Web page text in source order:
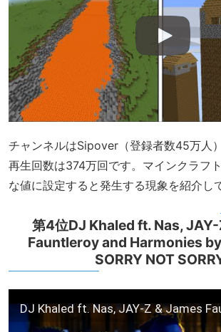
チャンネルはSipover（登録者数45万人
再生回数は374万回です。マインクラフ
な値に設定すると発生する現象を紹介し
第4位DJ Khaled ft. Nas,
Fauntleroy and Harmonies
SORRY NOT